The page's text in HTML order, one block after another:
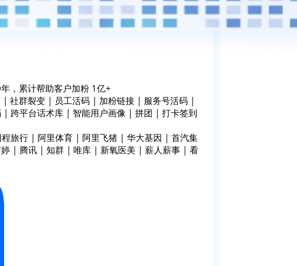
，累计帮助客户加粉 1亿+
社群裂变 | 员工活码 | 加粉链接 | 服务号活码 |
跨平台话术库 | 智能用户画像 | 拼团 | 打卡签到
旅行 | 阿里体育 | 阿里飞猪 | 华大基因 | 首汽集
| 腾讯 | 知群 | 唯库 | 新氧医美 | 薪人薪事 | 看